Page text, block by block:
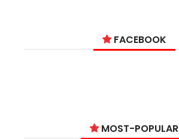
FACEBOOK
MOST-POPULAR